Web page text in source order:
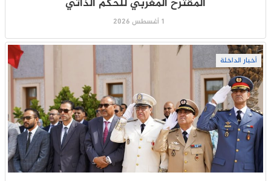
المقترح المغربي للحكم الذاتي
1 أغسطس 2026
أخبار الداخلة